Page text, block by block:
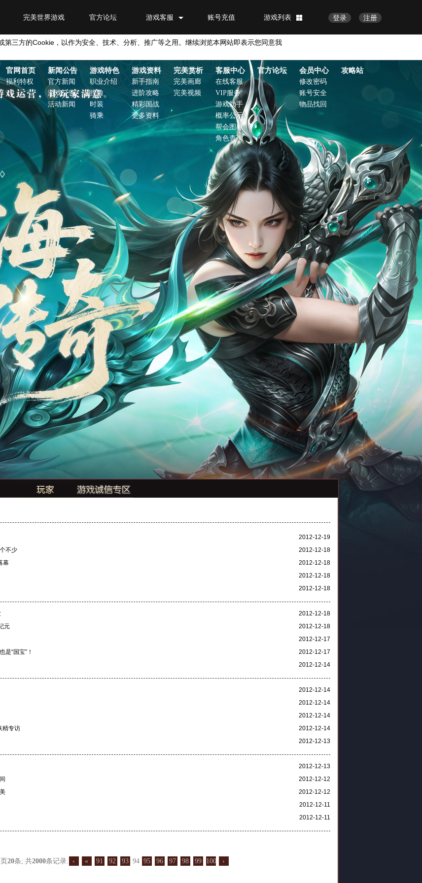
注册
登录
游戏列表
账号充值
游戏客服
官方论坛
完美世界游戏
第三方的Cookie ，以作为安全、技术、分析、推广等之用。继续浏览本网站即表示您同意我
官网首页
福利特权
新闻公告
官方新闻
游戏公告
活动新闻
游戏特色
职业介绍
捏脸
时装
骑乘
游戏资料
新手指南
进阶攻略
精彩国战
更多资料
完美赏析
完美画廊
完美视频
客服中心
在线客服
VIP服务
游戏助手
概率公示
帮会图标
角色查询
官方论坛 会员中心
修改密码
账号安全
物品找回
攻略站
2012-12-19
2012-12-18
不少
2012-12-18
幕
2012-12-18
2012-12-18
2012-12-18
2012-12-18
元
2012-12-17
2012-12-17
是“国宝”！
2012-12-14
2012-12-14
2012-12-14
2012-12-14
2012-12-14
精专访
2012-12-13
2012-12-13
2012-12-12
2012-12-12
2012-12-11
2012-12-11
20条; 共2000条记录. ‹ « 91 92 93 94 95 96 97 98 99 100 ›